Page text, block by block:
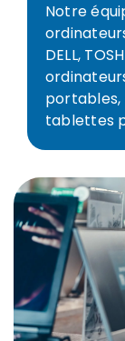
Notre
DELL,
portables,
tablettes